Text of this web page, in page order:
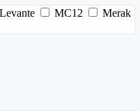
Levante MC12
Merak